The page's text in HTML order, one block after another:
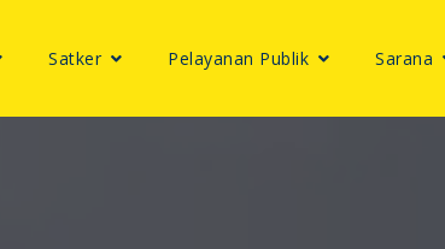
Satker Pelayanan Publik Sarana